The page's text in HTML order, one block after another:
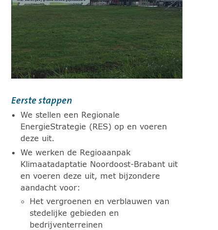
Eerste stappen
We stellen een Regionale
EnergieStrategie (RES) op en voeren
deze uit.
We werken de Regioaanpak
Klimaatadaptatie Noordoost-Brabant uit
en voeren deze uit, met bijzondere
aandacht voor:
Het vergroenen en verblauwen van
stedelijke gebieden en
bedrijventerreinen